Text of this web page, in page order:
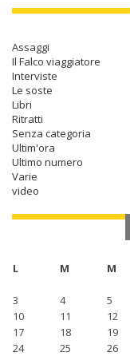
Assaggi
Il Falco viaggiatore
Interviste
Le soste
Libri
Ritratti
Senza categoria
Ultim'ora
Ultimo numero
Varie
video
L
M M
3
4 5
10
11 12
17
18 19
24
25 26